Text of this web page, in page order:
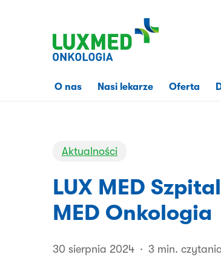
O nas Nasi lekarze Oferta
Aktualności
LUX MED
MED Onkologia
30 sierpnia 2024 3 min.